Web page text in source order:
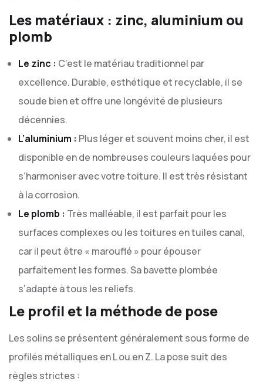
Les matériaux : zinc, aluminium ou
plomb
Le zinc : C’est le matériau traditionnel par
excellence. Durable, esthétique et recyclable, il se
soude bien et offre une longévité de plusieurs
décennies.
L’aluminium : Plus léger et souvent moins cher, il est
disponible en de nombreuses couleurs laquées pour
s’harmoniser avec votre toiture. Il est très résistant
à la corrosion.
Le plomb : Très malléable, il est parfait pour les
surfaces complexes ou les toitures en tuiles canal,
car il peut être « marouflé » pour épouser
parfaitement les formes. Sa bavette plombée
s’adapte à tous les reliefs.
Le profil et la méthode de pose
Les solins se présentent généralement sous forme de
profilés métalliques en L ou en Z. La pose suit des
règles strictes :